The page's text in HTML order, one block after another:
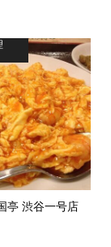
亭 渋谷一号店